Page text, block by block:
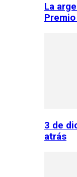
La
3 de
atrás